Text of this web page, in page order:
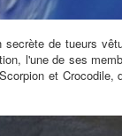
de tueurs
l'une de ses
et